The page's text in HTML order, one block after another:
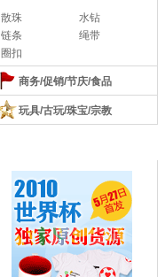
散珠
水钻
链条
绳带
圈扣
商务/促销/节庆/食品
玩具/古玩/珠宝/宗教